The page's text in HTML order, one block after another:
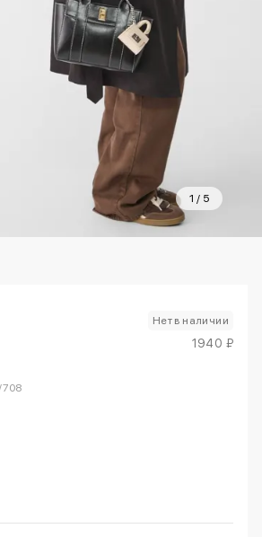
1 / 5
Нет в наличии
1940 ₽
708